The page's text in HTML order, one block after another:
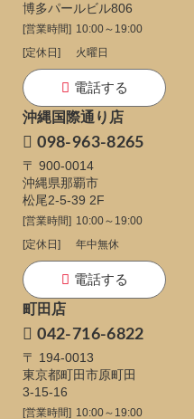
博多パールビル806
[営業時間] 10:00～19:00
[定休日]
火曜日
電話する
沖縄国際通り店
098-963-8265
〒 900-0014
沖縄県那覇市
松尾2-5-39 2F
[営業時間] 10:00～19:00
[定休日]
年中無休
電話する
町田店
042-716-6822
〒 194-0013
東京都町田市原町田
3-15-16
[営業時間] 10:00～19:00